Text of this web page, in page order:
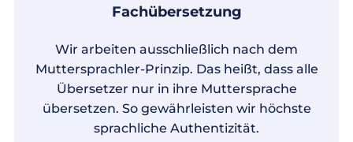
Fachübersetzung
Wir arbeiten ausschließlich nach dem
Muttersprachler-Prinzip. Das heißt, dass alle
Übersetzer nur in ihre Muttersprache
übersetzen. So gewährleisten wir höchste
sprachliche Authentizität.